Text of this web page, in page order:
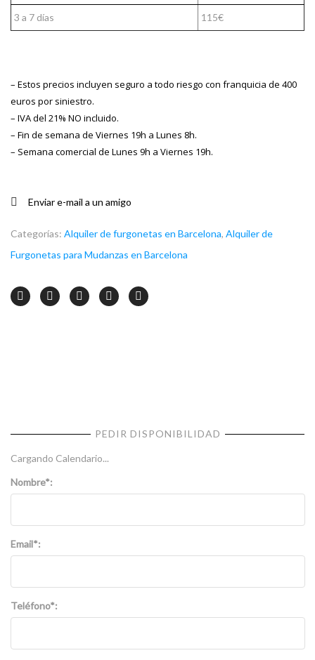
3 a 7 días 115€
– Estos precios incluyen seguro a todo riesgo con franquicia de 400
euros por siniestro.
– IVA del 21% NO incluido.
– Fin de semana de Viernes 19h a Lunes 8h.
– Semana comercial de Lunes 9h a Viernes 19h.
Enviar e-mail a un amigo
Categorías: Alquiler de furgonetas en Barcelona, Alquiler de
Furgonetas para Mudanzas en Barcelona
PEDIR DISPONIBILIDAD
Cargando Calendario...
Nombre*:
Email*:
Teléfono*: